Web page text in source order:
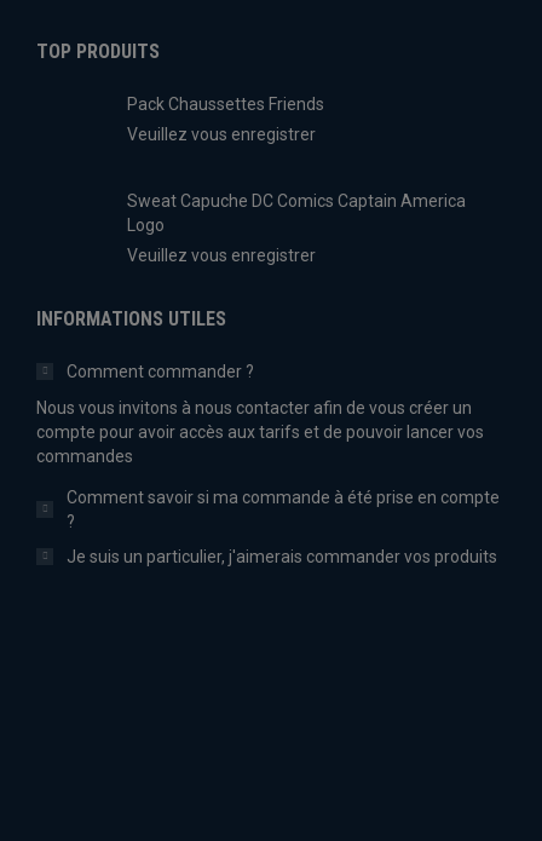
TOP PRODUITS
Pack Chaussettes Friends
Veuillez vous enregistrer
Sweat Capuche DC Comics Captain America
Logo
Veuillez vous enregistrer
INFORMATIONS UTILES
Comment commander ?
Nous vous invitons à nous contacter afin de vous créer un
compte pour avoir accès aux tarifs et de pouvoir lancer vos
commandes
Comment savoir si ma commande à été prise en compte
?
Je suis un particulier, j'aimerais commander vos produits